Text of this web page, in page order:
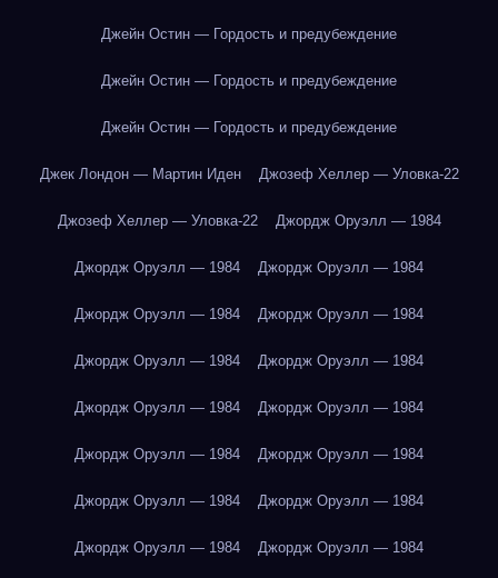
Джейн Остин — Гордость и предубеждение
Джейн Остин — Гордость и предубеждение
Джейн Остин — Гордость и предубеждение
Джек Лондон — Мартин Иден Джозеф Хеллер — Уловка-22
Джозеф Хеллер — Уловка-22 Джордж Оруэлл — 1984
Джордж Оруэлл — 1984 Джордж Оруэлл — 1984
Джордж Оруэлл — 1984 Джордж Оруэлл — 1984
Джордж Оруэлл — 1984 Джордж Оруэлл — 1984
Джордж Оруэлл — 1984 Джордж Оруэлл — 1984
Джордж Оруэлл — 1984 Джордж Оруэлл — 1984
Джордж Оруэлл — 1984 Джордж Оруэлл — 1984
Джордж Оруэлл — 1984 Джордж Оруэлл — 1984